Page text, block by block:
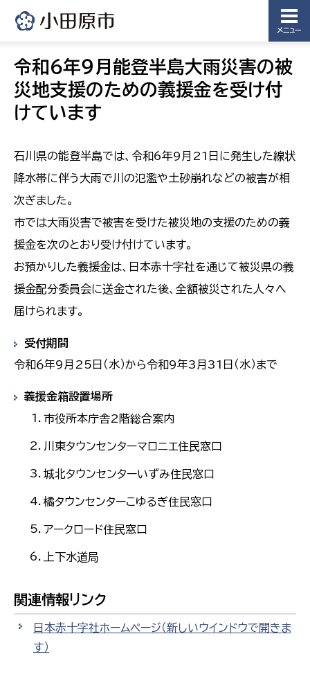
メニュー
令和6年９月能登半島大雨災害の被
災地支援のための義援金を受け付
けています
石川県の能登半島では、令和6年9月21日に発生した線状
降水帯に伴う大雨で川の氾濫や土砂崩れなどの被害が相
次ぎました。
市では大雨災害で被害を受けた被災地の支援のための義
援金を次のとおり受け付けています。
お預かりした義援金は、日本赤十字社を通じて被災県の義
援金配分委員会に送金された後、全額被災された人々へ
届けられます。
受付期間
令和６年9月25日（水）から令和9年3月31日（水）まで
義援金箱設置場所
市役所本庁舎2階総合案内
川東タウンセンターマロニエ住民窓口
城北タウンセンターいずみ住民窓口
橘タウンセンターこゆるぎ住民窓口
アークロード住民窓口
上下水道局
関連情報リンク
日本赤十字社ホームページ（新しいウインドウで開きま
す）